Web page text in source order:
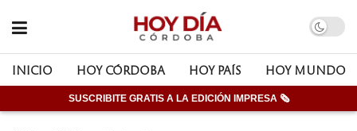
INICIO HOY CÓRDOBA HOY PAÍS HOY MUNDO
SUSCRIBITE GRATIS A LA EDICIÓN IMPRESA 🗞